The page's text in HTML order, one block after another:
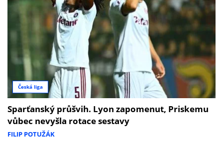
Česká liga
Sparťanský průšvih. Lyon zapomenut, Priskemu
vůbec nevyšla rotace sestavy
FILIP POTUŽÁK